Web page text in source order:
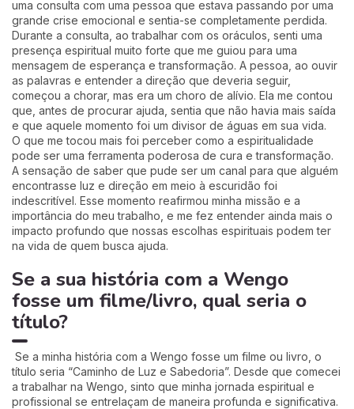
uma consulta com uma pessoa que estava passando por uma
grande crise emocional e sentia-se completamente perdida.
Durante a consulta, ao trabalhar com os oráculos, senti uma
presença espiritual muito forte que me guiou para uma
mensagem de esperança e transformação. A pessoa, ao ouvir
as palavras e entender a direção que deveria seguir,
começou a chorar, mas era um choro de alívio. Ela me contou
que, antes de procurar ajuda, sentia que não havia mais saída
e que aquele momento foi um divisor de águas em sua vida.
O que me tocou mais foi perceber como a espiritualidade
pode ser uma ferramenta poderosa de cura e transformação.
A sensação de saber que pude ser um canal para que alguém
encontrasse luz e direção em meio à escuridão foi
indescritível. Esse momento reafirmou minha missão e a
importância do meu trabalho, e me fez entender ainda mais o
impacto profundo que nossas escolhas espirituais podem ter
na vida de quem busca ajuda.
Se a sua história com a Wengo
fosse um filme/livro, qual seria o
título?
Se a minha história com a Wengo fosse um filme ou livro, o
título seria “Caminho de Luz e Sabedoria”. Desde que comecei
a trabalhar na Wengo, sinto que minha jornada espiritual e
profissional se entrelaçam de maneira profunda e significativa.